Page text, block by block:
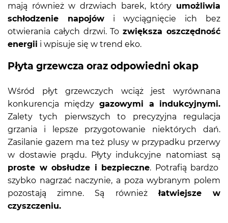
mają również w drzwiach barek, który umożliwia
schłodzenie napojówi wyciągnięcie ich bez
otwierania całych drzwi. Tozwiększa oszczędność
energii i wpisuje się w trend eko.
Płyta grzewcza oraz odpowiedni okap
Wśród płyt grzewczych wciąż jest wyrównana
konkurencja międzygazowymi a indukcyjnymi.
Zalety tych pierwszych to precyzyjna regulacja
grzania i lepsze przygotowanie niektórych dań.
Zasilanie gazem ma też plusy w przypadku przerwy
w dostawie prądu. Płyty indukcyjne natomiast są
proste w obsłudze i bezpieczne. Potrafią bardzo
szybko nagrzać naczynie, a poza wybranym polem
pozostają zimne. Są równieżłatwiejsze w
czyszczeniu.